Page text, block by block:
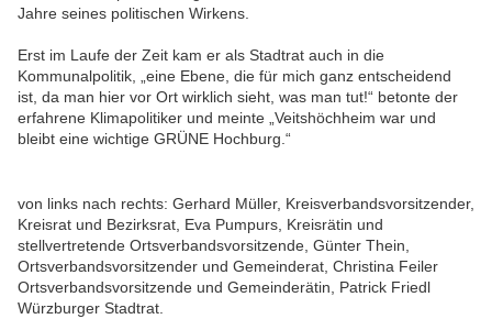
Jahre seines politischen Wirkens.
Erst im Laufe der Zeit kam er als Stadtrat auch in die
Kommunalpolitik, „eine Ebene, die für mich ganz entscheidend
ist, da man hier vor Ort wirklich sieht, was man tut!“ betonte der
erfahrene Klimapolitiker und meinte „Veitshöchheim war und
bleibt eine wichtige GRÜNE Hochburg.“
von links nach rechts: Gerhard Müller, Kreisverbandsvorsitzender,
Kreisrat und Bezirksrat, Eva Pumpurs, Kreisrätin und
stellvertretende Ortsverbandsvorsitzende, Günter Thein,
Ortsverbandsvorsitzender und Gemeinderat, Christina Feiler
Ortsverbandsvorsitzende und Gemeinderätin, Patrick Friedl
Würzburger Stadtrat.